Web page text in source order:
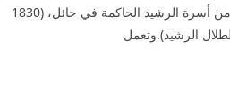
بجامعة لندن. وحفيدة آخر حاكم من أسرة الرشيد الحاكمة في حائل، (1830